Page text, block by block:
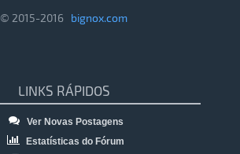
© 2015-2016 bignox.com
LINKS RÁPIDOS
Ver Novas Postagens
Estatísticas do Fórum